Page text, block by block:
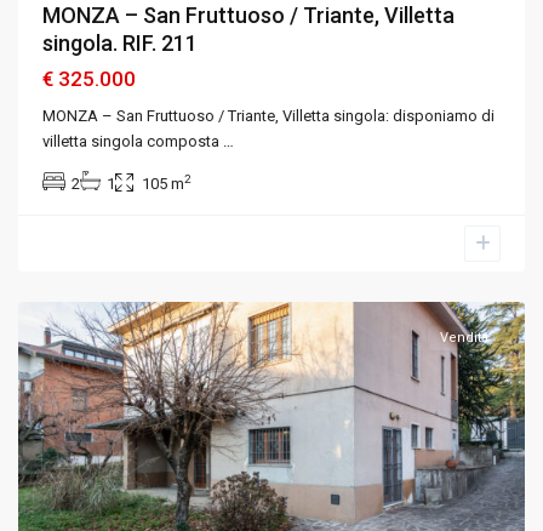
MONZA – San Fruttuoso / Triante, Villetta
singola. RIF. 211
€ 325.000
MONZA – San Fruttuoso / Triante, Villetta singola: disponiamo di
villetta singola composta
2 1 105 m2
Lesmo,
Vendita